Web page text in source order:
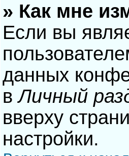
» Как мне
Если вы
данных
вЛичный
вверху
настройки.